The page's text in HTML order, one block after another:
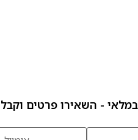
- השאירו פרטים